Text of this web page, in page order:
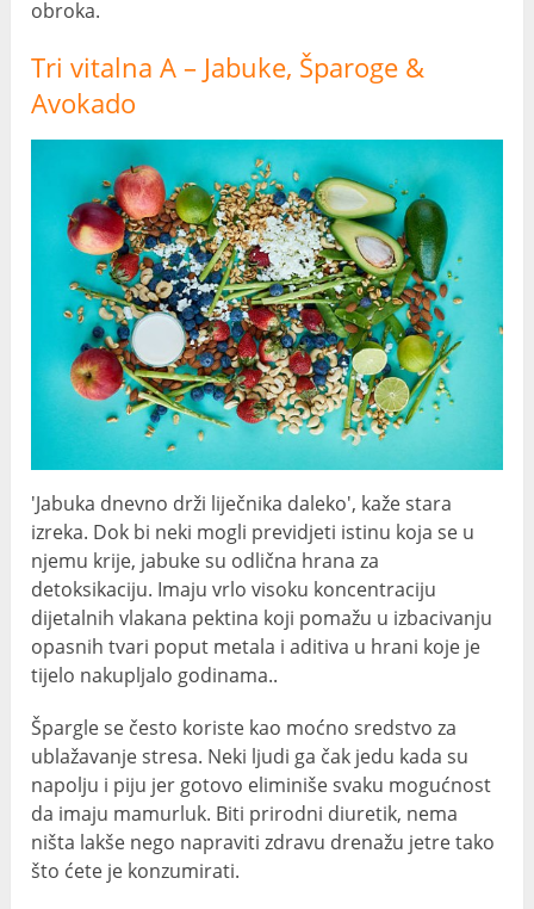
obroka.
Tri vitalna A – Jabuke, Šparoge &
Avokado
'Jabuka dnevno drži liječnika daleko', kaže stara
izreka. Dok bi neki mogli previdjeti istinu koja se u
njemu krije, jabuke su odlična hrana za
detoksikaciju. Imaju vrlo visoku koncentraciju
dijetalnih vlakana pektina koji pomažu u izbacivanju
opasnih tvari poput metala i aditiva u hrani koje je
tijelo nakupljalo godinama..
Špargle se često koriste kao moćno sredstvo za
ublažavanje stresa. Neki ljudi ga čak jedu kada su
napolju i piju jer gotovo eliminiše svaku mogućnost
da imaju mamurluk. Biti prirodni diuretik, nema
ništa lakše nego napraviti zdravu drenažu jetre tako
što ćete je konzumirati.